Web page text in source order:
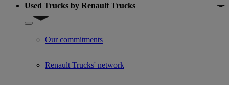
Used Trucks by Renault Trucks
Show submenu for Used Trucks by Renault Trucks
Our commitments
Renault Trucks' network